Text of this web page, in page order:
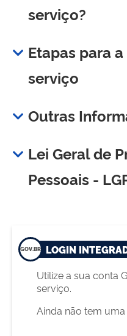
serviço?
Etapas para
serviço
Outras
Lei Geral de
Pessoais -
LOGIN
Utilize a sua conta
serviço.
Ainda não tem